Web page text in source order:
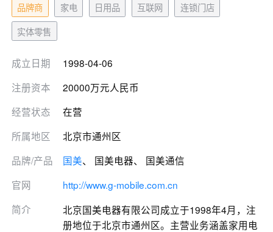
品牌商 家电 日用品 互联网
连锁门店
实体零售
成立日期
1998-04-06
注册资本
20000万元人民币
经营状态
在营
所属地区
北京市通州区
品牌/产品
国美、 国美电器、 国美通信
官网
http://www.g-mobile.com.cn
简介
北京国美电器有限公司成立于1998年4月，注
册地位于北京市通州区。主营业务涵盖家用电